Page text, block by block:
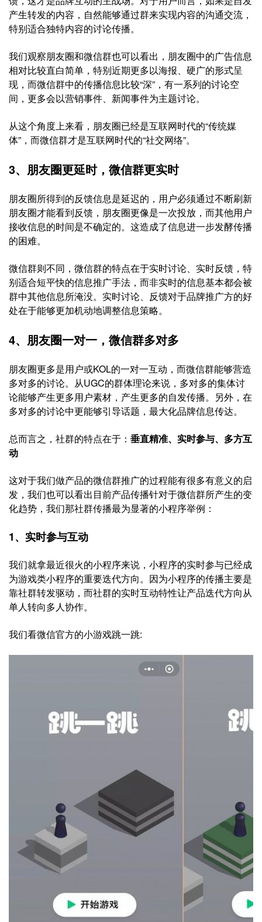
产生转发的内容，自然能够通过群来实现内容的沟通交流，
特别适合独特内容的讨论传播。
我们观察朋友圈和微信群也可以看出，朋友圈中的广告信息
相对比较直白简单，特别近期更多以海报、硬广的形式呈
现，而微信群中的传播信息比较“深”，有一系列的讨论空
间，更多会以营销事件、新闻事件为主题讨论。
从这个角度上来看，朋友圈已经是互联网时代的“传统媒
体”，而微信群才是互联网时代的“社交网络”。
3、朋友圈更延时，微信群更实时
朋友圈所得到的反馈信息是延迟的，用户必须通过不断刷新
朋友圈才能看到反馈，朋友圈更像是一次投放，而其他用户
接收信息的时间是不确定的。这造成了信息进一步发酵传播
的困难。
微信群则不同，微信群的特点在于实时讨论、实时反馈，特
别适合短平快的信息推广手法，而非实时的信息基本都会被
群中其他信息所淹没。实时讨论、反馈对于品牌推广方的好
处在于能够更加机动地调整信息策略。
4、朋友圈一对一，微信群多对多
朋友圈更多是用户或KOL的一对一互动，而微信群能够营造
多对多的讨论。从UGC的群体理论来说，多对多的集体讨
论能够产生更多用户素材，产生更多的自发传播。另外，在
多对多的讨论中更能够引导话题，最大化品牌信息传达。
总而言之，社群的特点在于： 垂直精准、实时参与、多方互
动
这对于我们做产品的微信群推广的过程能有很多有意义的启
发，我们也可以看出目前产品传播针对于微信群所产生的变
化趋势，我们那社群传播最为显著的小程序举例：
1、实时参与互动
我们就拿最近很火的小程序来说，小程序的实时参与已经成
为游戏类小程序的重要迭代方向。因为小程序的传播主要是
靠社群转发驱动，而社群的实时互动特性让产品迭代方向从
单人转向多人协作。
我们看微信官方的小游戏跳一跳: